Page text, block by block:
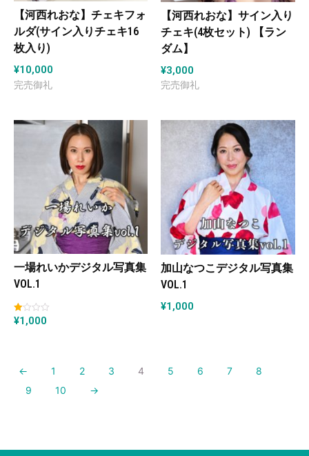
【河西れおな】チェキフォ
ルダ(サイン入りチェキ16
枚入り)
¥10,000
【河西れおな】サイン入り
チェキ(4枚セット) 【ラン
ダム】
¥3,000
一場れいかデジタル写真集
VOL.1
5段
階中
¥1,000
加山なつこデジタル写真集
VOL.1
¥1,000
← 1 2 3 4 5 6 7
8
9
10 →